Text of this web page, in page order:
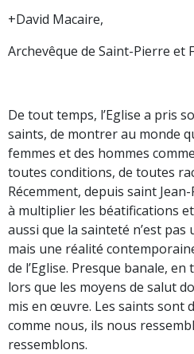
+David Macaire,
Archevêque de Saint-Pierre et
De tout temps, l’Eglise a pris
saints, de montrer au monde
femmes et des hommes
toutes conditions, de toutes
Récemment, depuis saint
à multiplier les béatifications
aussi que la sainteté n’est
mais une réalité
de l’Eglise. Presque banale,
lors que les moyens de salut
mis en œuvre. Les saints sont
comme nous, ils nous
ressemblons.